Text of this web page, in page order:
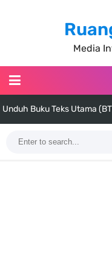
Media
Unduh Buku Teks Utama